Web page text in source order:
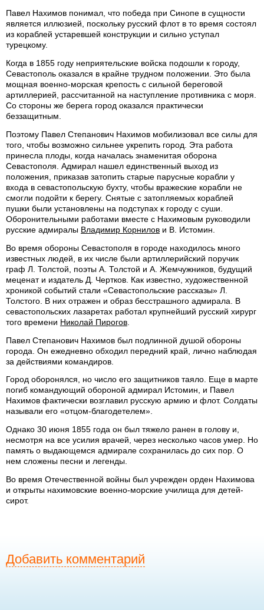
Павел Нахимов понимал, что победа при Синопе в сущности
является иллюзией, поскольку русский флот в то время состоял
из кораблей устаревшей конструкции и сильно уступал
турецкому.
Когда в 1855 году неприятельские войска подошли к городу,
Севастополь оказался в крайне трудном положении. Это была
мощная военно-морская крепость с сильной береговой
артиллерией, рассчитанной на наступление противника с моря.
Со стороны же берега город оказался практически
беззащитным.
Поэтому Павел Степанович Нахимов мобилизовал все силы для
того, чтобы возможно сильнее укрепить город. Эта работа
принесла плоды, когда началась знаменитая оборона
Севастополя. Адмирал нашел единственный выход из
положения, приказав затопить старые парусные корабли у
входа в севастопольскую бухту, чтобы вражеские корабли не
смогли подойти к берегу. Снятые с затопляемых кораблей
пушки были установлены на подступах к городу с суши.
Оборонительными работами вместе с Нахимовым руководили
русские адмиралы Владимир Корнилов и В. Истомин.
Во время обороны Севастополя в городе находилось много
известных людей, в их числе были артиллерийский поручик
граф Л. Толстой, поэты А. Толстой и А. Жемчужников, будущий
меценат и издатель Д. Чертков. Как известно, художественной
хроникой событий стали «Севастопольские рассказы» Л.
Толстого. В них отражен и образ бесстрашного адмирала. В
севастопольских лазаретах работал крупнейший русский хирург
того времени Николай Пирогов
Павел Степанович Нахимов был подлинной душой обороны
города. Он ежедневно обходил передний край, лично наблюдая
за действиями командиров.
Город оборонялся, но число его защитников таяло. Еще в марте
погиб командующий обороной адмирал Истомин, и Павел
Нахимов фактически возглавил русскую армию и флот. Солдаты
называли его «отцом-благодетелем».
Однако 30 июня 1855 года он был тяжело ранен в голову и,
несмотря на все усилия врачей, через несколько часов умер. Но
память о выдающемся адмирале сохранилась до сих пор. О
нем сложены песни и легенды.
Во время Отечественной войны был учрежден орден Нахимова
и открыты нахимовские военно-морские училища для детей-
сирот.
Добавить комментарий